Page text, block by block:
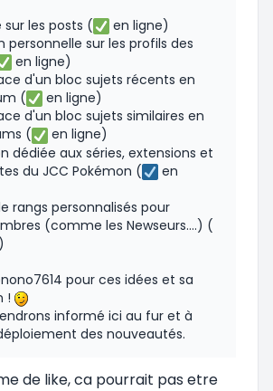
les posts (
en ligne)
personnelle sur les profils des
en ligne)
d'un bloc sujets récents en
(
en ligne)
d'un bloc sujets similaires en
(
en ligne)
dédiée aux séries, extensions et
du JCC Pokémon (
en
rangs personnalisés pour
(comme les Newseurs....) (
pour ces idées et sa
!
informé ici au fur et à
des nouveautés.
de like, ca pourrait pas etre